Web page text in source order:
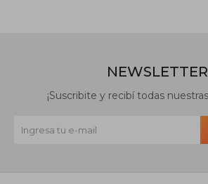
NEWSLETTER
¡Suscribite y recibí todas